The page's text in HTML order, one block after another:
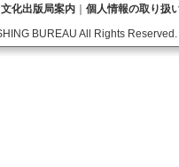
文化出版局案内
個人情報の取り扱
BUREAU All Rights Reserved.